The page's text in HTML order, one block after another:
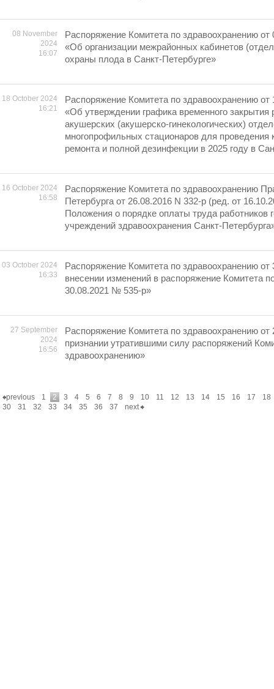
08 November
2024
16:07
Распоряжение Комитета по здравоохранению
«Об организации межрайонных кабинетов
охраны плода в Санкт-Петербурге»
18 October 2024
16:21
Распоряжение Комитета по здравоохранению
«Об утверждении графика временного
акушерских (акушерско-гинекологических)
многопрофильных стационаров для проведения
ремонта и полной дезинфекции в 2025 году в
16 October 2024
16:58
Распоряжение Комитета по здравоохранению
Петербурга от 26.08.2016 N 332-р (ред. от
Положения о порядке оплаты труда работников
учреждений здравоохранения Санкт-
03 October 2024
16:33
Распоряжение Комитета по здравоохранению
внесении изменений в распоряжение Комитета
30.08.2021 № 535-р»
27 September
2024
16:56
Распоряжение Комитета по здравоохранению
признании утратившими силу распоряжений
здравоохранению»
previous 1 2 3 4 5 6 7 8 9 10 11 12 13 14 15 16 17
18
30
31 32 33 34 35 36 37 next